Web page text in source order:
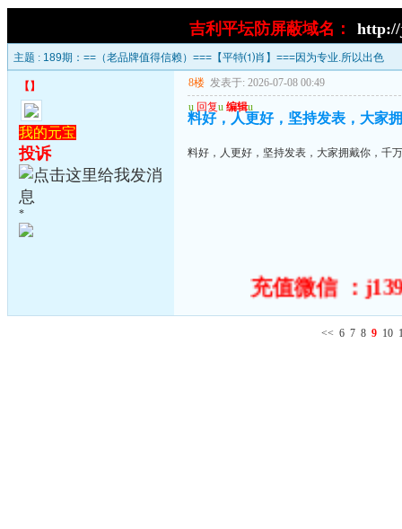
吉利平坛防屏蔽域名： http://
主题 : 189期：==（老品牌值得信赖）===【平特⑴肖】===因为专业.所以出色
【 】
我的元宝
投诉
*
8楼 发表于: 2026-07-08 00:49
u 回复u 编辑u
料好，人更好，坚持发表，大家
料好，人更好，坚持发表，大家拥戴你，千
充值微信 ：
<< 6 7 8 9 10